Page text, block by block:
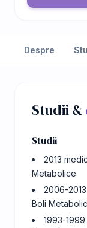
Despre
Studii &
Studii
2013
Metabolice
2006-
Boli
1993-